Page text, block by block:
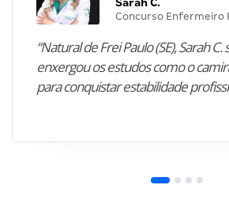
Concurso Enfermeiro
“Natural de Frei Paulo (SE), Sarah
enxergou os estudos como o
para conquistar estabilidade